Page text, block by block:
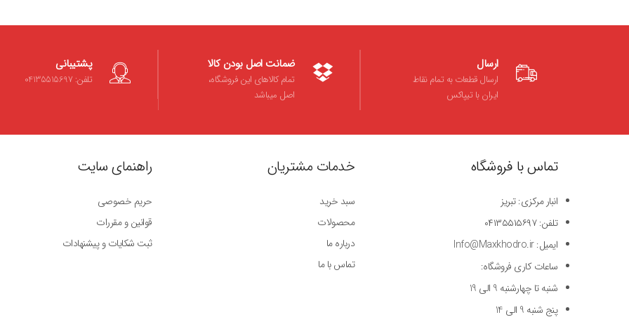
پشتیبانی
تلفن: 04135515697
ضمانت اصل بودن کالا
تمام کالاهای این فروشگاه،
اصل میباشد
ارسال
ارسال قطعات به تمام نقاط
ایران با تیپاکس
راهنمای سایت
حریم خصوصی
قوانین و مقررات
ثبت شکایات و پیشنهادات
خدمات مشتریان
سبد خرید
محصولات
درباره ما
تماس با ما
تماس با فروشگاه
انبار مرکزی: تبریز
تلفن: ۰۴۱۳۵۵۱۵۶۹۷
ایمیل: Info@Maxkhodro.ir
ساعات کاری فروشگاه:
شنبه تا چهارشنبه 9 الی 19
پنج شنبه 9 الی 14